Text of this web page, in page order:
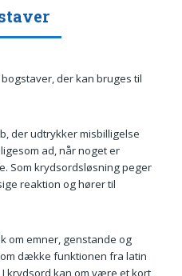
der kan bruges til
der udtrykker misbilligelse
ad, når noget er
Som krydsordsløsning peger
reaktion og hører til
om emner, genstande og
dække funktionen fra latin
krydsord kan om være et kort